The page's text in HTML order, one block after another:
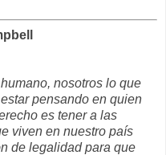
nosotros lo que
pensando en quien
es tener a las
viven en nuestro país
de legalidad para que